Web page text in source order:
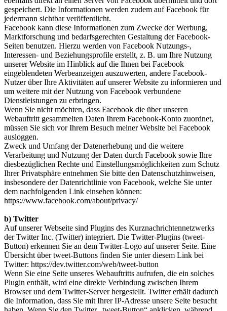
gespeichert. Die Informationen werden zudem auf Facebook für
jedermann sichtbar veröffentlicht.
Facebook kann diese Informationen zum Zwecke der Werbung,
Marktforschung und bedarfsgerechten Gestaltung der Facebook-
Seiten benutzen. Hierzu werden von Facebook Nutzungs-,
Interessen- und Beziehungsprofile erstellt, z. B. um Ihre Nutzung
unserer Website im Hinblick auf die Ihnen bei Facebook
eingeblendeten Werbeanzeigen auszuwerten, andere Facebook-
Nutzer über Ihre Aktivitäten auf unserer Website zu informieren und
um weitere mit der Nutzung von Facebook verbundene
Dienstleistungen zu erbringen.
Wenn Sie nicht möchten, dass Facebook die über unseren
Webauftritt gesammelten Daten Ihrem Facebook-Konto zuordnet,
müssen Sie sich vor Ihrem Besuch meiner Website bei Facebook
ausloggen.
Zweck und Umfang der Datenerhebung und die weitere
Verarbeitung und Nutzung der Daten durch Facebook sowie Ihre
diesbezüglichen Rechte und Einstellungsmöglichkeiten zum Schutz
Ihrer Privatsphäre entnehmen Sie bitte den Datenschutzhinweisen,
insbesondere der Datenrichtlinie von Facebook, welche Sie unter
dem nachfolgenden Link einsehen können:
https://www.facebook.com/about/privacy/
b) Twitter
Auf unserer Webseite sind Plugins des Kurznachrichtennetzwerks
der Twitter Inc. (Twitter) integriert. Die Twitter-Plugins (tweet-
Button) erkennen Sie an dem Twitter-Logo auf unserer Seite. Eine
Übersicht über tweet-Buttons finden Sie unter diesem Link bei
Twitter: https://dev.twitter.com/web/tweet-button
Wenn Sie eine Seite unseres Webauftritts aufrufen, die ein solches
Plugin enthält, wird eine direkte Verbindung zwischen Ihrem
Browser und dem Twitter-Server hergestellt. Twitter erhält dadurch
die Information, dass Sie mit Ihrer IP-Adresse unsere Seite besucht